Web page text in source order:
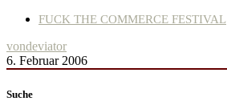
FUCK THE COMMERCE FESTIVAL
vondeviator
6. Februar 2006
Suche